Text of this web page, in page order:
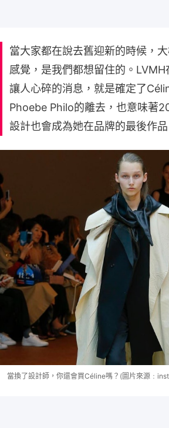
當大家都在說去舊迎新的時候，
感覺，是我們都想留住的。
讓人心碎的消息，就是確定了
Phoebe Philo的離去，也意味著
設計也會成為她在品牌的最後作品
當換了設計師，你還會買Céline嗎？(圖片來源